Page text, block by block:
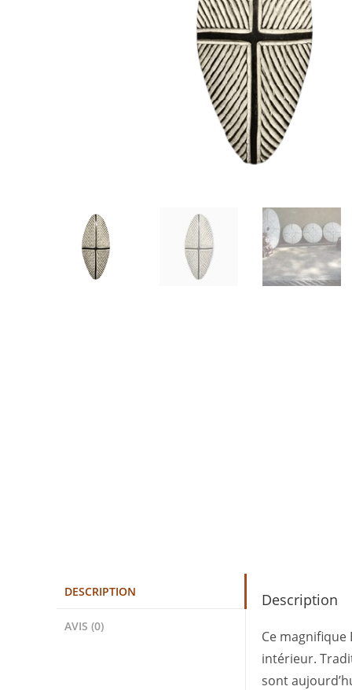
DESCRIPTION
AVIS (0)
Description
Ce
intérieur.
sont